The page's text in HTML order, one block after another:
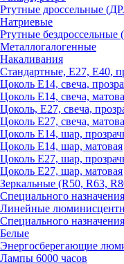
Ртутные дроссельные
Натриевые
Ртутные
Металлогалогенные
Накаливания
Стандартные, Е27, Е40,
Цоколь Е14, свеча,
Цоколь Е14, свеча,
Цоколь, Е27, свеча,
Цоколь Е27, свеча,
Цоколь Е14, шар,
Цоколь Е14, шар, матовая
Цоколь Е27, шар,
Цоколь Е27, шар, матовая
Зеркальные (R50, R63,
Специального назначения
Линейные
Специального назначения
Белые
Энергосберегающие
Лампы 6000 часов